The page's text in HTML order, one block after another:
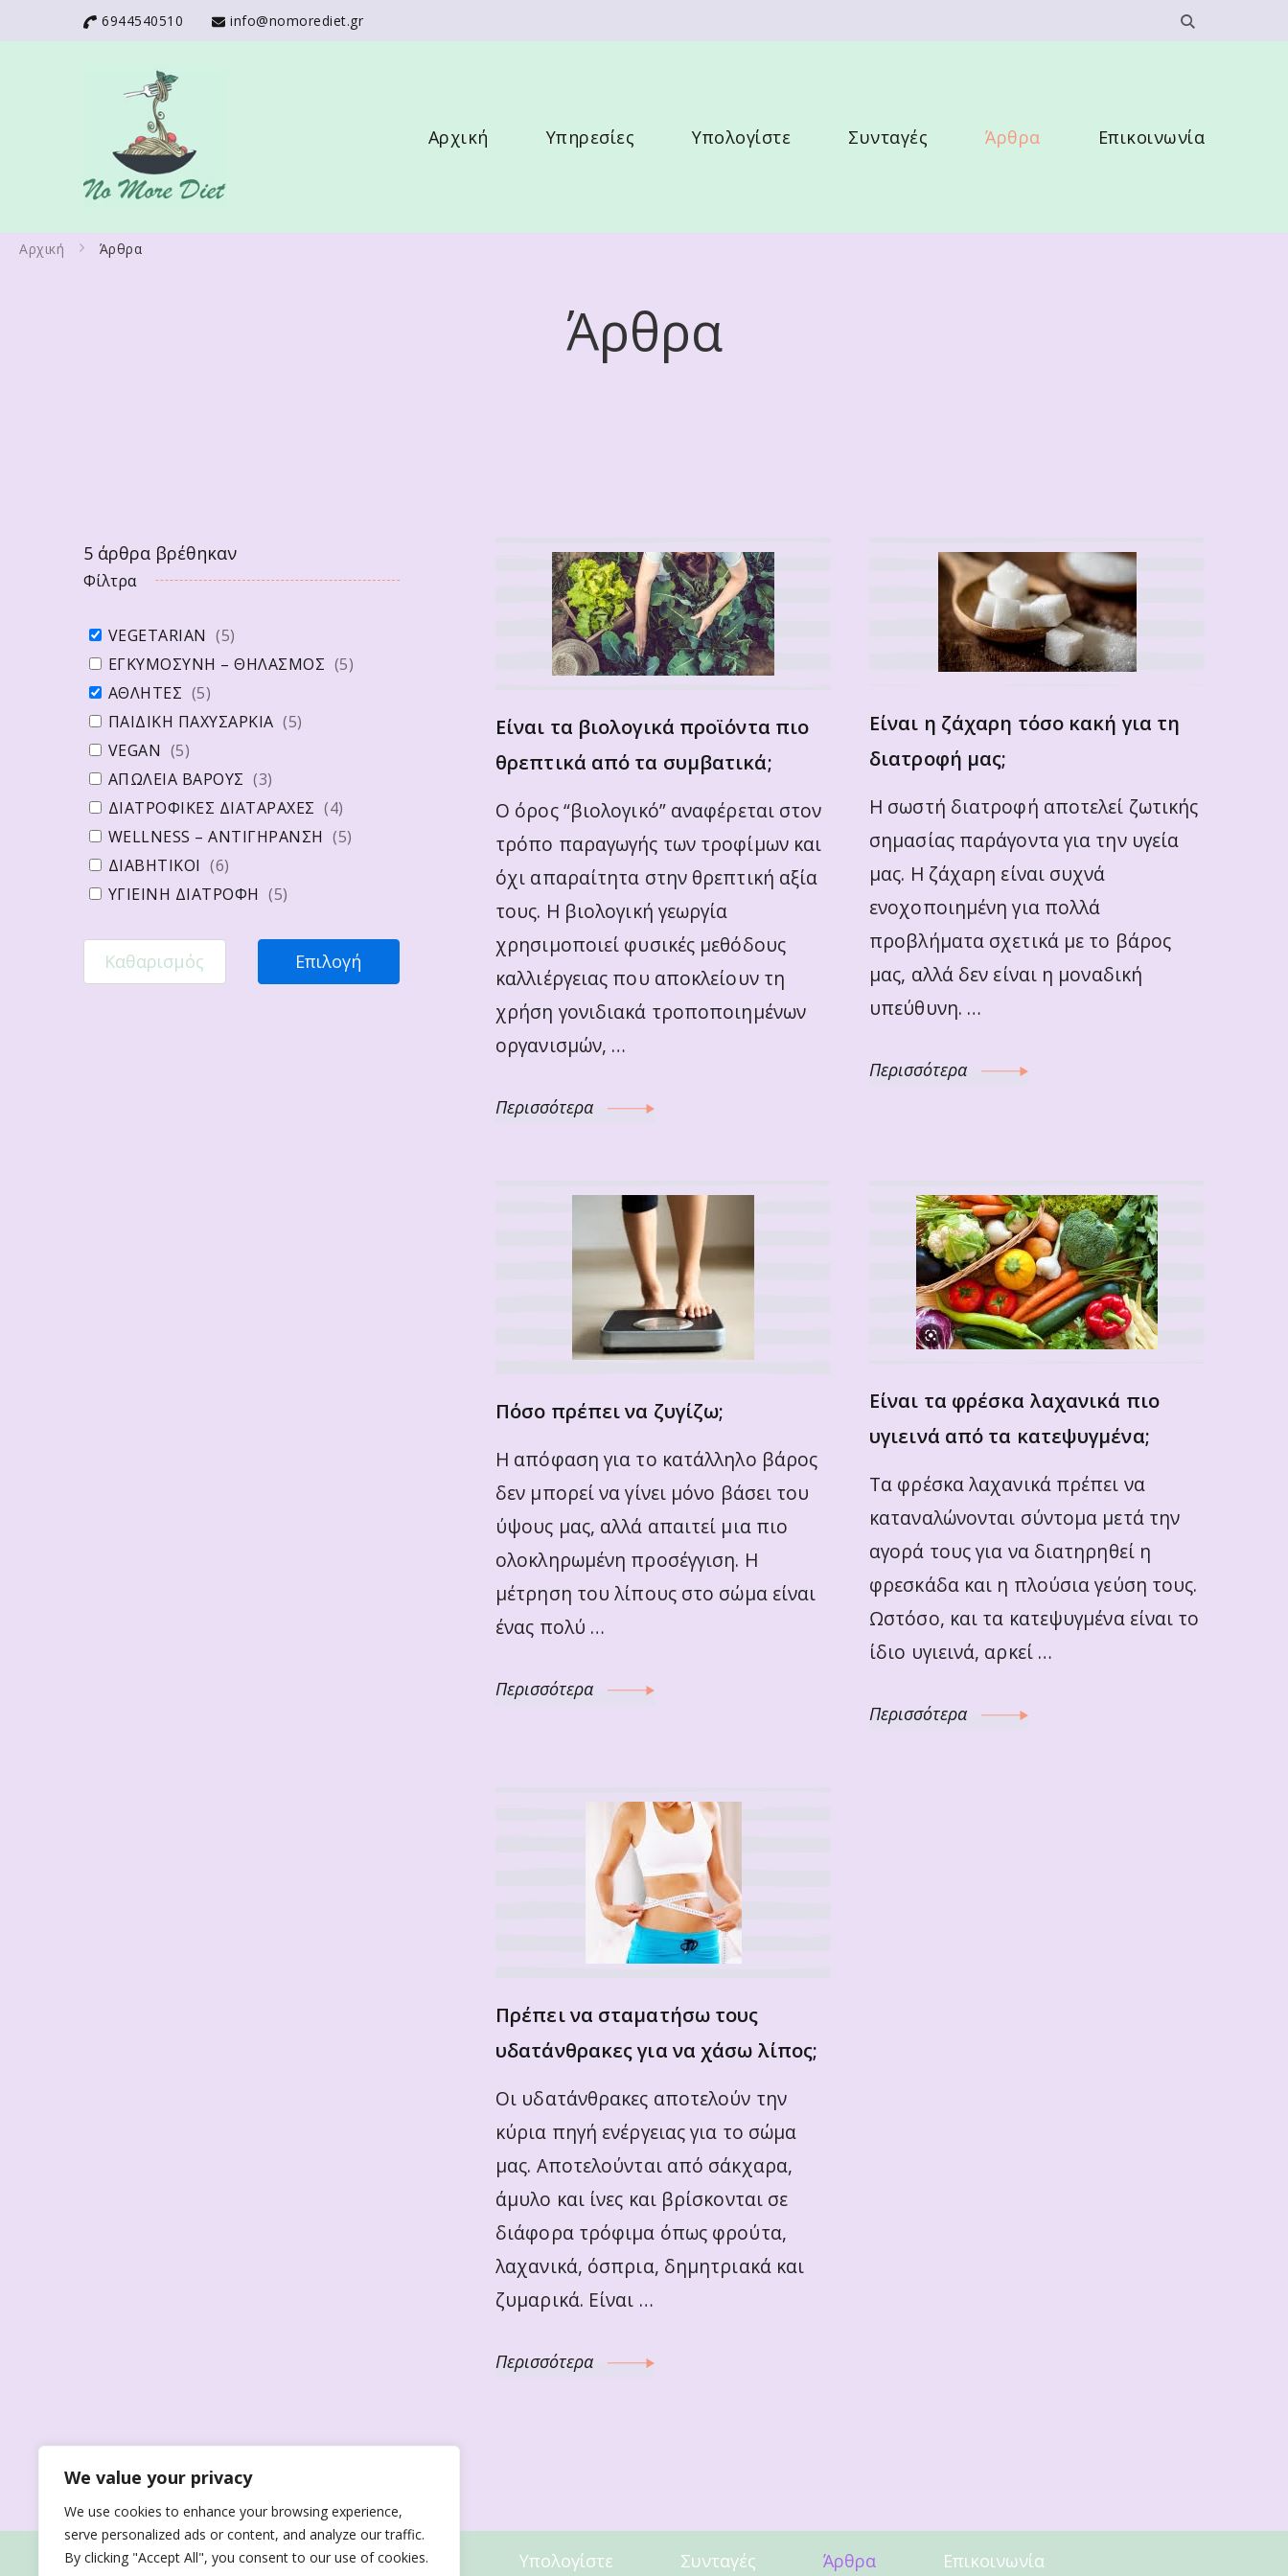
We value your privacy
We use cookies to enhance your browsing experience,
serve personalized ads or content, and analyze our traffic.
By clicking "Accept All", you consent to our use of cookies.
6944540510 info@nomorediet.gr
Αρχική Υπηρεσίες Υπολογίστε Συνταγές Άρθρα Επικοινωνία
Αρχική Άρθρα
Άρθρα
Είναι τα βιολογικά προϊόντα πιο
θρεπτικά από τα συμβατικά;
O όρος “βιολογικό” αναφέρεται στον
τρόπο παραγωγής των τροφίμων και
όχι απαραίτητα στην θρεπτική αξία
τους. Η βιολογική γεωργία
χρησιμοποιεί φυσικές μεθόδους
καλλιέργειας που αποκλείουν τη
χρήση γονιδιακά τροποποιημένων
οργανισμών, …
Περισσότερα
Είναι η ζάχαρη τόσο κακή για τη
διατροφή μας;
Η σωστή διατροφή αποτελεί ζωτικής
σημασίας παράγοντα για την υγεία
μας. Η ζάχαρη είναι συχνά
ενοχοποιημένη για πολλά
προβλήματα σχετικά με το βάρος
μας, αλλά δεν είναι η μοναδική
υπεύθυνη. …
Περισσότερα
Πόσο πρέπει να ζυγίζω;
Η απόφαση για το κατάλληλο βάρος
δεν μπορεί να γίνει μόνο βάσει του
ύψους μας, αλλά απαιτεί μια πιο
ολοκληρωμένη προσέγγιση. Η
μέτρηση του λίπους στο σώμα είναι
ένας πολύ …
Περισσότερα
Είναι τα φρέσκα λαχανικά πιο
υγιεινά από τα κατεψυγμένα;
Τα φρέσκα λαχανικά πρέπει να
καταναλώνονται σύντομα μετά την
αγορά τους για να διατηρηθεί η
φρεσκάδα και η πλούσια γεύση τους.
Ωστόσο, και τα κατεψυγμένα είναι το
ίδιο υγιεινά, αρκεί …
Περισσότερα
Πρέπει να σταματήσω τους
υδατάνθρακες για να χάσω λίπος;
Οι υδατάνθρακες αποτελούν την
κύρια πηγή ενέργειας για το σώμα
μας. Αποτελούνται από σάκχαρα,
άμυλο και ίνες και βρίσκονται σε
διάφορα τρόφιμα όπως φρούτα,
λαχανικά, όσπρια, δημητριακά και
ζυμαρικά. Είναι …
Περισσότερα
5 άρθρα βρέθηκαν
Φίλτρα
VEGETARIAN (5)
ΕΓΚΥΜΟΣΥΝΗ – ΘΗΛΑΣΜΟΣ (5)
ΑΘΛΗΤΕΣ (5)
ΠΑΙΔΙΚΗ ΠΑΧΥΣΑΡΚΙΑ (5)
VEGAN (5)
ΑΠΩΛΕΙΑ ΒΑΡΟΥΣ (3)
ΔΙΑΤΡΟΦΙΚΕΣ ΔΙΑΤΑΡΑΧΕΣ (4)
WELLNESS – ΑΝΤΙΓΗΡΑΝΣΗ (5)
ΔΙΑΒΗΤΙΚΟΙ (6)
ΥΓΙΕΙΝΗ ΔΙΑΤΡΟΦΗ (5)
Επιλογή
Καθαρισμός
Αρχική Υπηρεσίες Υπολογίστε Συνταγές Άρθρα Επικοινωνία